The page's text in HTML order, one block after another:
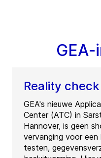
Reality
GEA's nieuwe
Center (ATC) in
Hannover, is geen
vervanging voor
testen,